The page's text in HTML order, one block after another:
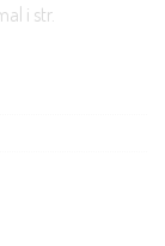
i str.